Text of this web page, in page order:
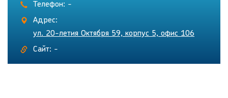
Телефон: -
Адрес:
ул. 20-летия Октября 59, корпус 5, офис 106
Сайт: -